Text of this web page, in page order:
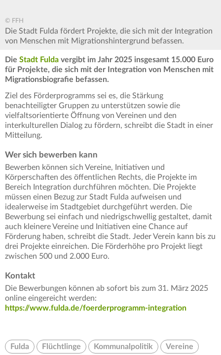
© FFH
Die Stadt Fulda fördert Projekte, die sich mit der Integration
von Menschen mit Migrationshintergrund befassen.
Die Stadt Fulda vergibt im Jahr 2025 insgesamt 15.000 Euro
für Projekte, die sich mit der Integration von Menschen mit
Migrationsbiografie befassen.
Ziel des Förderprogramms sei es, die Stärkung
benachteiligter Gruppen zu unterstützen sowie die
vielfaltsorientierte Öffnung von Vereinen und den
interkulturellen Dialog zu fördern, schreibt die Stadt in einer
Mitteilung.
Wer sich bewerben kann
Bewerben können sich Vereine, Initiativen und
Körperschaften des öffentlichen Rechts, die Projekte im
Bereich Integration durchführen möchten. Die Projekte
müssen einen Bezug zur Stadt Fulda aufweisen und
idealerweise im Stadtgebiet durchgeführt werden. Die
Bewerbung sei einfach und niedrigschwellig gestaltet, damit
auch kleinere Vereine und Initiativen eine Chance auf
Förderung haben, schreibt die Stadt. Jeder Verein kann bis zu
drei Projekte einreichen. Die Förderhöhe pro Projekt liegt
zwischen 500 und 2.000 Euro.
Kontakt
Die Bewerbungen können ab sofort bis zum 31. März 2025
online eingereicht werden:
https://www.fulda.de/foerderprogramm-integration
Fulda Flüchtlinge Kommunalpolitik Vereine